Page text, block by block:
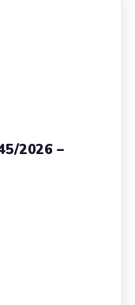
2026 –